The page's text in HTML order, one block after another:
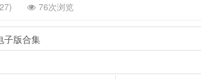
76次浏览
子版合集